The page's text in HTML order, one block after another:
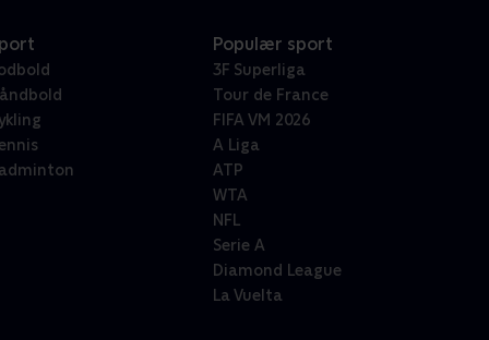
Populær sport
3F Superliga
Tour de France
FIFA VM 2026
A Liga
ATP
WTA
NFL
Serie A
Diamond League
La Vuelta